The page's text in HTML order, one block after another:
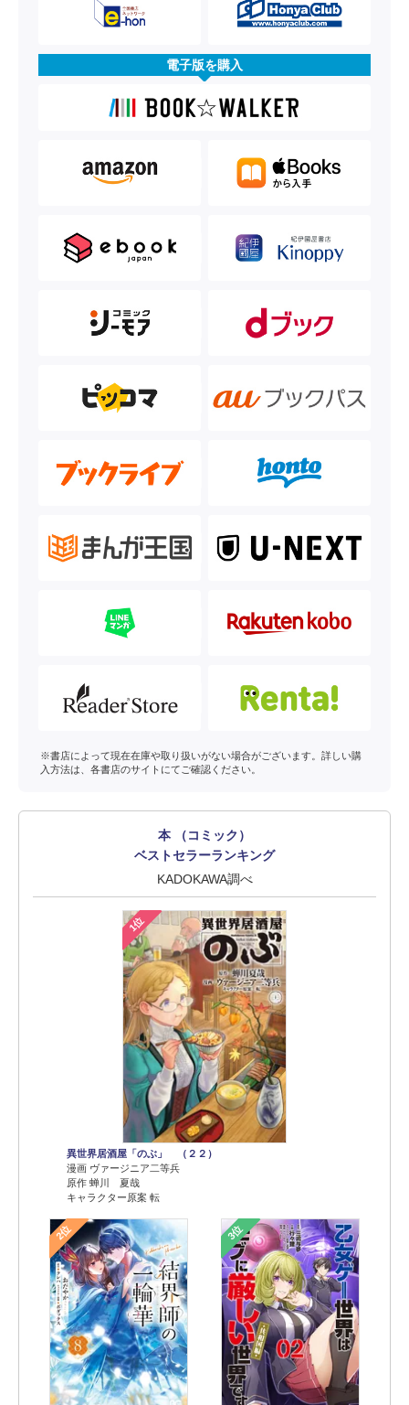
電子版を購入
※書店によって現在在庫や取り扱いがない場合がございます。詳しい購
入方法は、各書店のサイトにてご確認ください。
本 （コミック）
ベストセラーランキング
KADOKAWA調べ
1位
異世界居酒屋「のぶ」 （２２）
漫画 ヴァージニア二等兵
原作 蝉川 夏哉
キャラクター原案 転
2位 3位